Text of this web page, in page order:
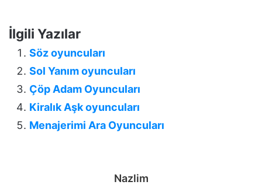
İlgili Yazılar
Söz oyuncuları
Sol Yanım oyuncuları
Çöp Adam Oyuncuları
Kiralık Aşk oyuncuları
Menajerimi Ara Oyuncuları
Nazlim